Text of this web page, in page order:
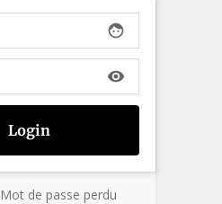
face
visibility
Mot de passe perdu